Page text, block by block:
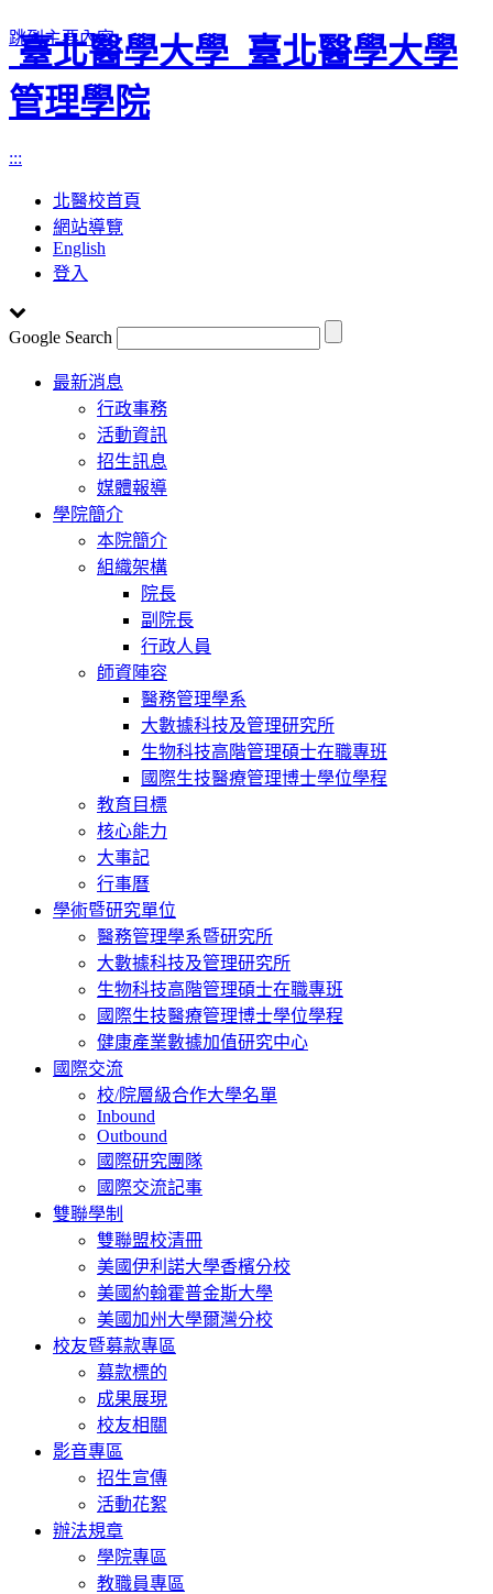
跳到主要內容
臺北醫學大學 臺北醫學大學
管理學院
:::
北醫校首頁
網站導覽
English
登入
Google Search
Toggle
navigation
最新消息
行政事務
活動資訊
招生訊息
媒體報導
學院簡介
本院簡介
組織架構
院長
副院長
行政人員
師資陣容
醫務管理學系
大數據科技及管理研究所
生物科技高階管理碩士在職專班
國際生技醫療管理博士學位學程
教育目標
核心能力
大事記
行事曆
學術暨研究單位
醫務管理學系暨研究所
大數據科技及管理研究所
生物科技高階管理碩士在職專班
國際生技醫療管理博士學位學程
健康產業數據加值研究中心
國際交流
校/院層級合作大學名單
Inbound
Outbound
國際研究團隊
國際交流記事
雙聯學制
雙聯盟校清冊
美國伊利諾大學香檳分校
美國約翰霍普金斯大學
美國加州大學爾灣分校
校友暨募款專區
募款標的
成果展現
校友相關
影音專區
招生宣傳
活動花絮
辦法規章
學院專區
教職員專區